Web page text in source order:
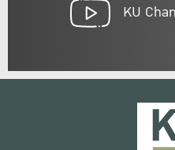
KU